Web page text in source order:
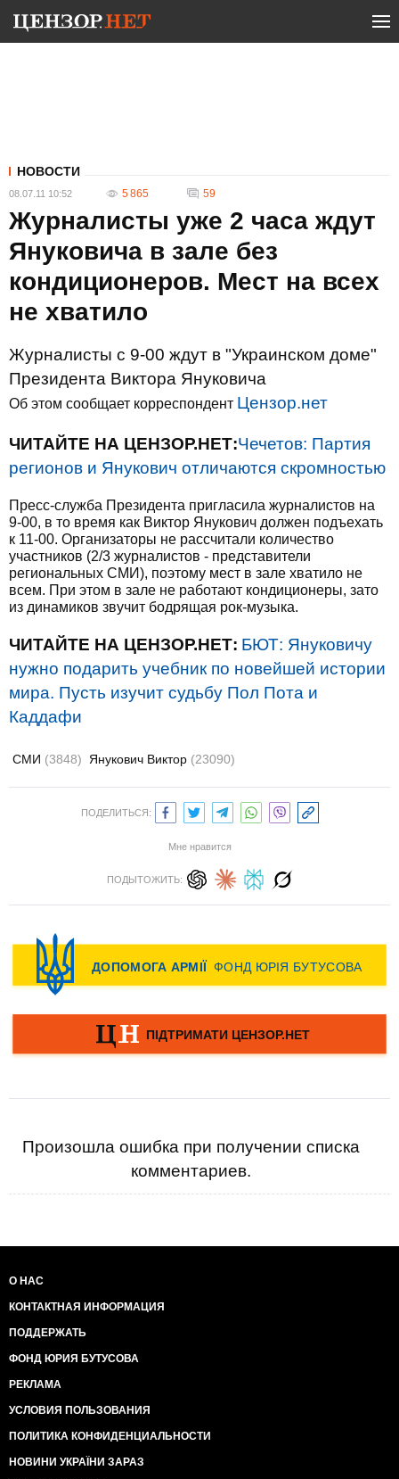
НОВОСТИ
08.07.11 10:52 5 865 59
Журналисты уже 2 часа ждут
Януковича в зале без
кондиционеров. Мест на всех
не хватило
Журналисты с 9-00 ждут в "Украинском доме"
Президента Виктора Януковича
Об этом сообщает корреспондент Цензор.нет
ЧИТАЙТЕ НА ЦЕНЗОР.НЕТ:Чечетов: Партия
регионов и Янукович отличаются скромностью
Пресс-служба Президента пригласила журналистов на
9-00, в то время как Виктор Янукович должен подъехать
к 11-00. Организаторы не рассчитали количество
участников (2/3 журналистов - представители
региональных СМИ), поэтому мест в зале хватило не
всем. При этом в зале не работают кондиционеры, зато
из динамиков звучит бодрящая рок-музыка.
ЧИТАЙТЕ НА ЦЕНЗОР.НЕТ: БЮТ: Януковичу
нужно подарить учебник по новейшей истории
мира. Пусть изучит судьбу Пол Пота и
Каддафи
СМИ (3848) Янукович Виктор (23090)
ПОДЕЛИТЬСЯ:
Мне нравится
ПОДЫТОЖИТЬ:
Произошла ошибка при получении списка
комментариев.
О НАС
КОНТАКТНАЯ ИНФОРМАЦИЯ
ПОДДЕРЖАТЬ
ФОНД ЮРИЯ БУТУСОВА
РЕКЛАМА
УСЛОВИЯ ПОЛЬЗОВАНИЯ
ПОЛИТИКА КОНФИДЕНЦИАЛЬНОСТИ
НОВИНИ УКРАЇНИ ЗАРАЗ